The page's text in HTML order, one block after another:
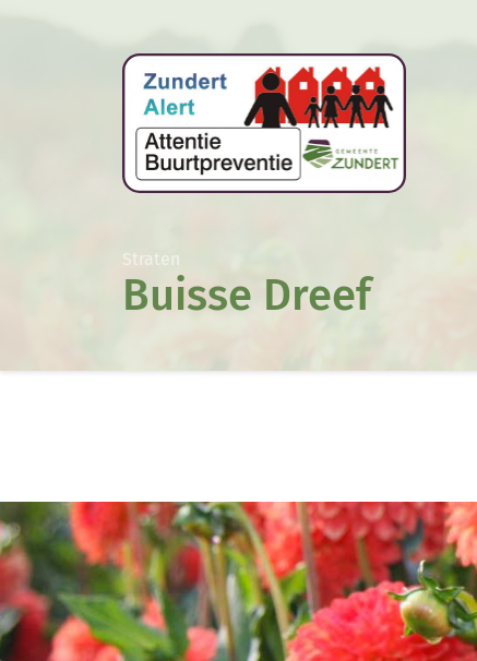
Straten
Buisse Dreef